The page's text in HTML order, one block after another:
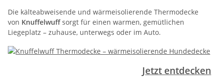
Die kälteabweisende und wärmeisolierende Thermodecke
von Knuffelwuffsorgt für einen warmen, gemütlichen
Liegeplatz – zuhause, unterwegs oder im Auto.
Jetzt entdecken